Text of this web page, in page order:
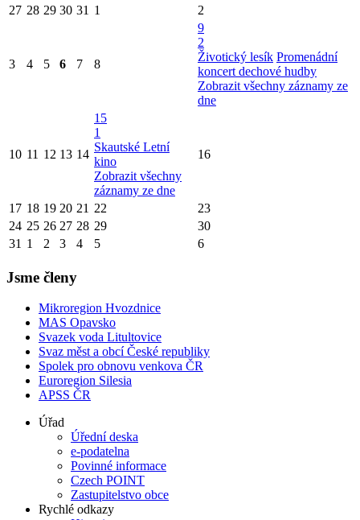
27 28 29 30 31 1 2
3 4 5 6 7 8
9
2
Životický lesík Promenádní
koncert dechové hudby
Zobrazit všechny záznamy ze
dne
10 11 12 13 14
15
1
Skautské Letní
kino
Zobrazit všechny
záznamy ze dne
16
17 18 19 20 21 22
23
24 25 26 27 28 29
30
31 1 2 3 4 5 6
Jsme členy
Mikroregion Hvozdnice
MAS Opavsko
Svazek voda Litultovice
Svaz měst a obcí České republiky
Spolek pro obnovu venkova ČR
Euroregion Silesia
APSS ČR
Úřad
Úřední deska
e-podatelna
Povinné informace
Czech POINT
Zastupitelstvo obce
Rychlé odkazy